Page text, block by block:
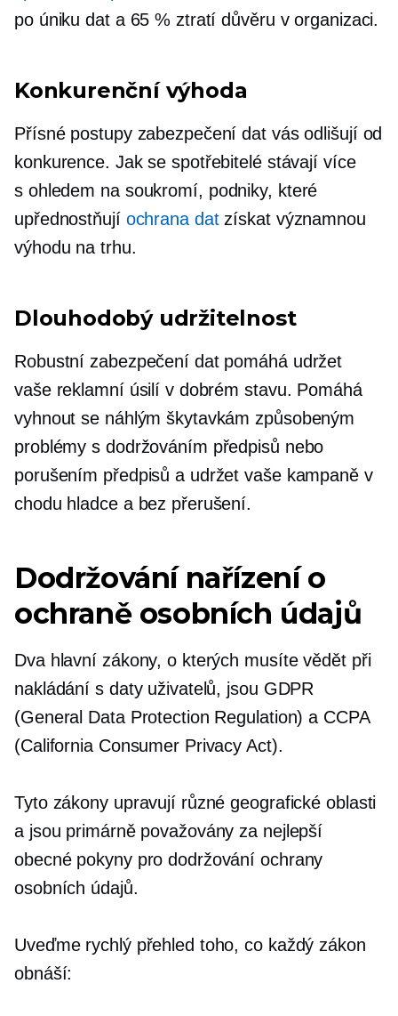
po úniku dat a 65 % ztratí důvěru v organizaci.
Konkurenční výhoda
Přísné postupy zabezpečení dat vás odlišují od
konkurence. Jak se spotřebitelé stávají více
s ohledem na soukromí, podniky, které
upřednostňují ochrana datzískat významnou
výhodu na trhu.
Dlouhodobýudržitelnost
Robustní zabezpečení dat pomáhá udržet
vaše reklamní úsilí v dobrém stavu. Pomáhá
vyhnout se náhlým škytavkám způsobeným
problémy s dodržováním předpisů nebo
porušením předpisů a udržet vaše kampaně v
chodu hladce a bez přerušení.
Dodržování nařízení o
ochraně osobních údajů
Dva hlavní zákony, o kterých musíte vědět při
nakládání s daty uživatelů, jsou GDPR
(General Data Protection Regulation) a CCPA
(California Consumer Privacy Act).
Tyto zákony upravují různé geografické oblasti
a jsou primárně považovány za nejlepší
obecné pokyny pro dodržování ochrany
osobních údajů.
Uveďme rychlý přehled toho, co každý zákon
obnáší: